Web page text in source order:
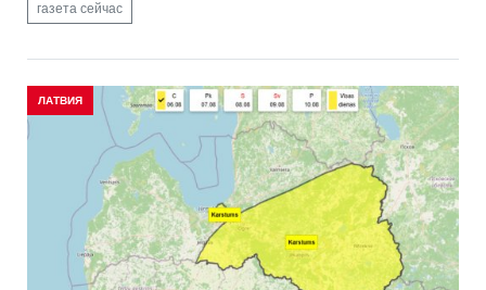
газета сейчас
ЛАТВИЯ